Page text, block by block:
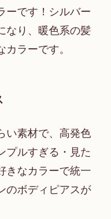
ーです！シルバー
なり、暖色系の髪
ラーです。
い素材で、高発色
プルすぎる・見た
きなカラーで統一
のボディピアスが